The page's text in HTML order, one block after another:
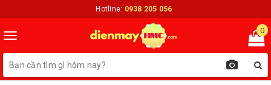
Hotline: 0938 205 056
Toggle
navigation
0